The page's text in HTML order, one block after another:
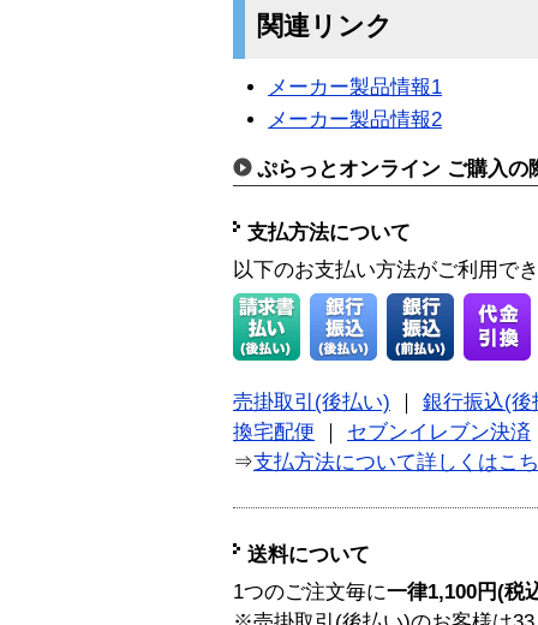
関連リンク
メーカー製品情報1
メーカー製品情報2
ぷらっとオンライン ご購入の
支払方法について
以下のお支払い方法がご利用で
売掛取引(後払い)
銀行振込(後
換宅配便
セブンイレブン決済
⇒支払方法について詳しくはこ
送料について
1つのご注文毎に一律1,100円(税